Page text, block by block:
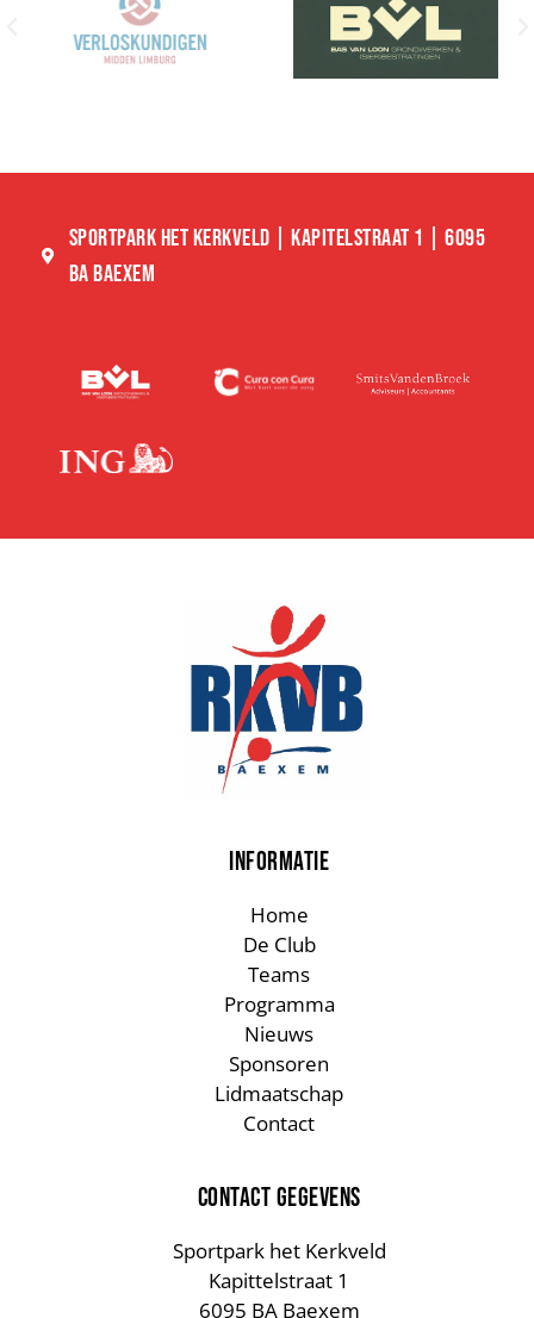
SPORTPARK HET KERKVELD | KAPITELSTRAAT 1 | 6095
BA BAEXEM
INFORMATIE
Home
De Club
Teams
Programma
Nieuws
Sponsoren
Lidmaatschap
Contact
CONTACT GEGEVENS
Sportpark het Kerkveld
Kapittelstraat 1
6095 BA Baexem